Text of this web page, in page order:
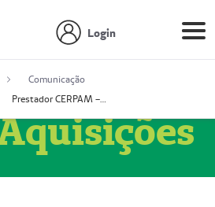
Login
Comunicação
Prestador CERPAM – Centro de Reabilitação S/S Ltda-ME (52004274-8)